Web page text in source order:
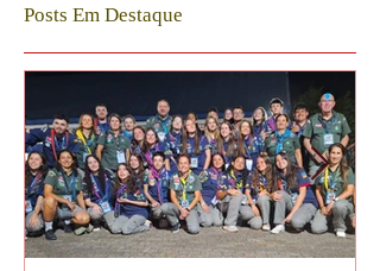
Posts Em Destaque